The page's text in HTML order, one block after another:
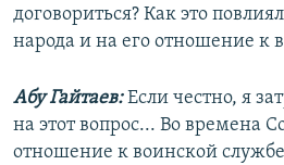
договориться? Как это
народа и на его отношение к
Абу Гайтаев:Если честно, я
на этот вопрос... Во времена
отношение к воинской